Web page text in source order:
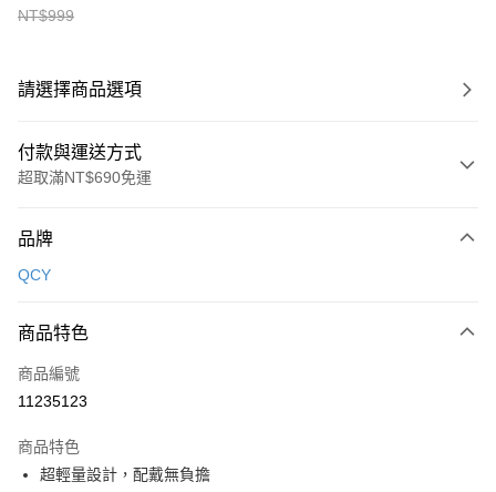
NT$999
請選擇商品選項
付款與運送方式
超取滿NT$690免運
信用卡一次付款
LINE Pay
Apple Pay
悠遊付
品牌
QCY
商品特色
商品編號
11235123
商品特色
超輕量設計，配戴無負擔